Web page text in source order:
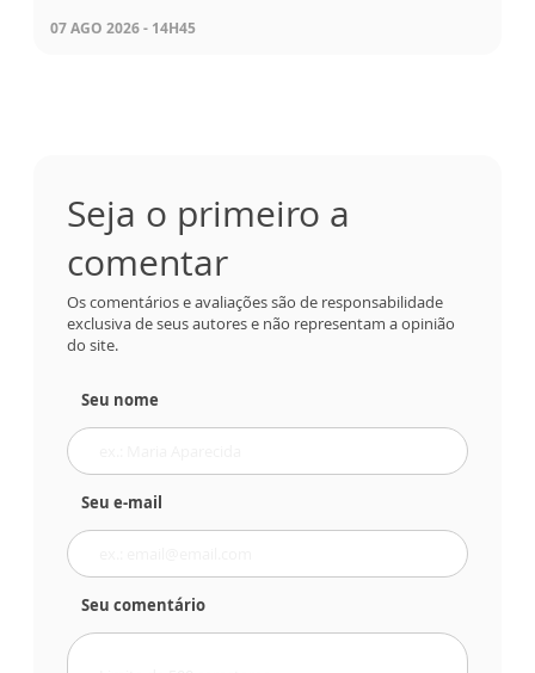
07 AGO 2026 - 14H45
Seja o primeiro a
comentar
Os comentários e avaliações são de responsabilidade
exclusiva de seus autores e não representam a opinião
do site.
Seu nome
Seu e-mail
Seu comentário